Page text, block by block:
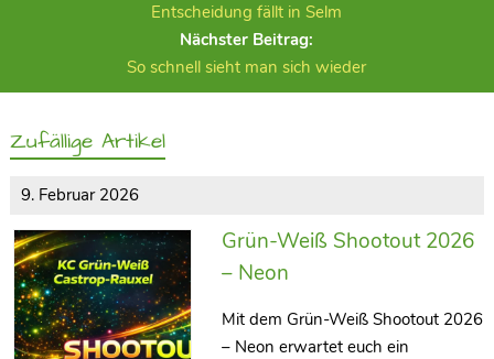
Entscheidung fällt in Selm
Nächster Beitrag:
So schnell sieht man sich wieder
Zufällige Artikel
9. Februar 2026
Grün-Weiß Shootout 2026
– Neon
Mit dem Grün-Weiß Shootout 2026
– Neon erwartet euch ein